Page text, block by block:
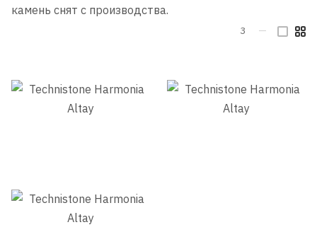
камень снят с производства.
3 —